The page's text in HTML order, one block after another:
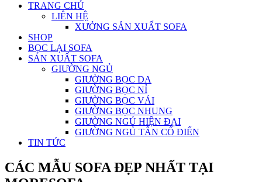
TRANG CHỦ
LIÊN HỆ
XƯỞNG SẢN XUẤT SOFA
SHOP
BỌC LẠI SOFA
SẢN XUẤT SOFA
GIƯỜNG NGỦ
GIƯỜNG BỌC DA
GIƯỜNG BỌC NỈ
GIƯỜNG BỌC VẢI
GIƯỜNG BỌC NHUNG
GIƯỜNG NGỦ HIỆN ĐẠI
GIƯỜNG NGỦ TÂN CỔ ĐIỂN
TIN TỨC
CÁC MẪU SOFA ĐẸP NHẤT TẠI